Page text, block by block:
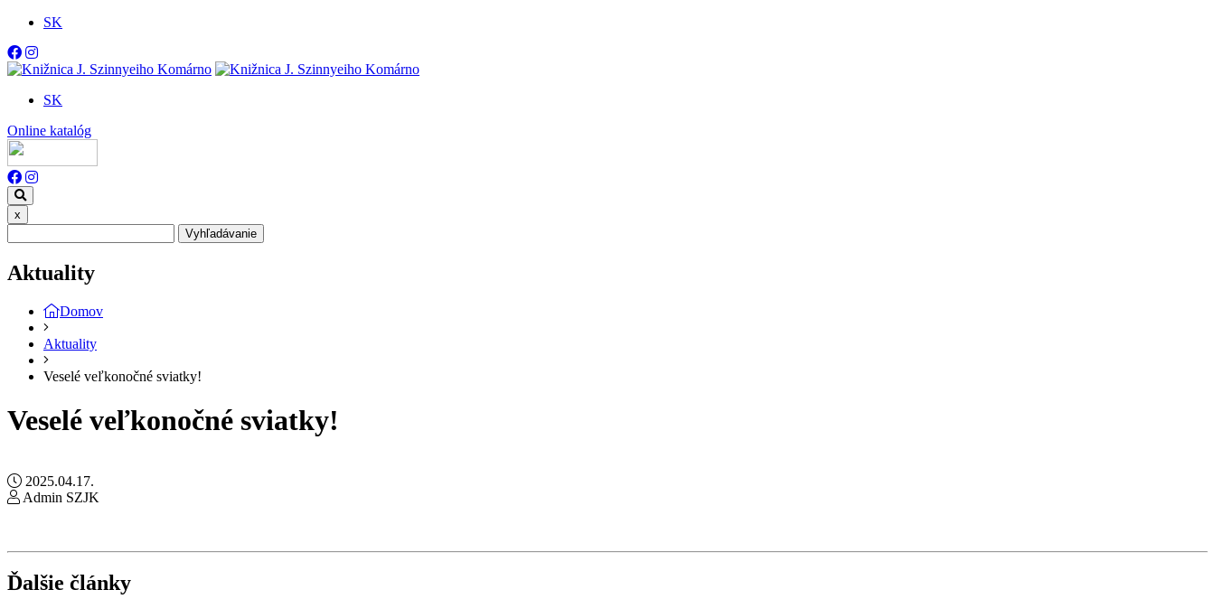
SK
SK
Online katalóg
x
Vyhľadávanie
Aktuality
Domov
Aktuality
Veselé veľkonočné sviatky!
Veselé veľkonočné sviatky!
2025.04.17.
Admin SZJK
Ďalšie články